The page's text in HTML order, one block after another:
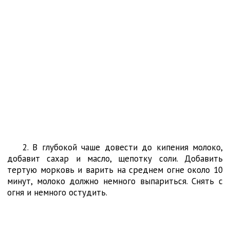
2. В глубокой чаше довести до кипения молоко,
добавит сахар и масло, щепотку соли. Добавить
тертую морковь и варить на среднем огне около 10
минут, молоко должно немного выпариться. Снять с
огня и немного остудить.